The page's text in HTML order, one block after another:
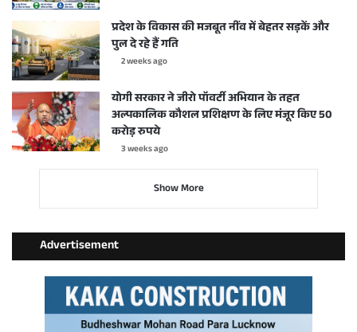
प्रदेश के विकास की मजबूत नींव में बेहतर सड़कें और
पुल दे रहे हैं गति
2 weeks ago
योगी सरकार ने जीरो पॉवर्टी अभियान के तहत
अल्पकालिक कौशल प्रशिक्षण के लिए मंजूर किए 50
करोड़ रुपये
3 weeks ago
Show More
Advertisement